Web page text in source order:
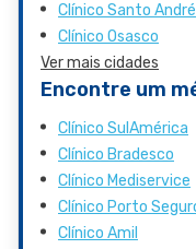
Clínico Santo André
Clínico Osasco
Ver mais cidades
Encontre um
Clínico SulAmérica
Clínico Bradesco
Clínico Mediservice
Clínico Porto
Clínico Amil